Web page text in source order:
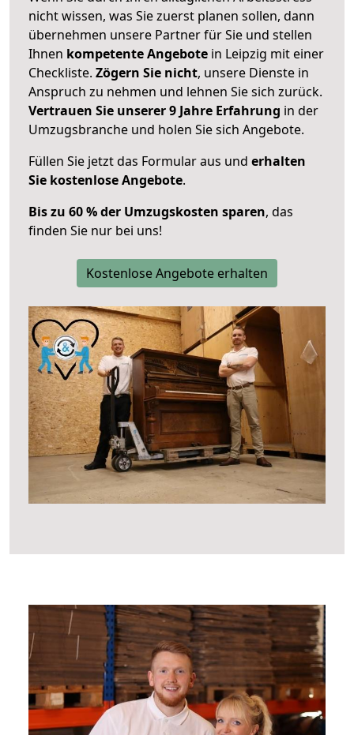
nicht wissen, was Sie zuerst planen sollen, dann
übernehmen unsere Partner für Sie und stellen
Ihnen kompetente Angebote in Leipzig mit einer
Checkliste. Zögern Sie nicht, unsere Dienste in
Anspruch zu nehmen und lehnen Sie sich zurück.
Vertrauen Sie unserer 9 Jahre Erfahrung in der
Umzugsbranche und holen Sie sich Angebote.
Füllen Sie jetzt das Formular aus und erhalten
Sie kostenlose Angebote.
Bis zu 60 % der Umzugskosten sparen, das
finden Sie nur bei uns!
Kostenlose Angebote erhalten